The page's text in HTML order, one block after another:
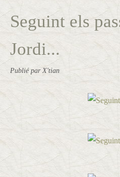
Seguint els
Jordi...
Publié par X'tian